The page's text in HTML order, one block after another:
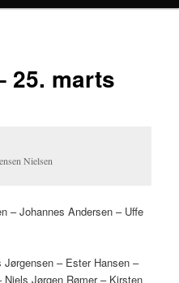
25. marts
Nielsen
– Johannes Andersen – Uffe
– Ester Hansen –
Jørgen Rømer – Kirsten